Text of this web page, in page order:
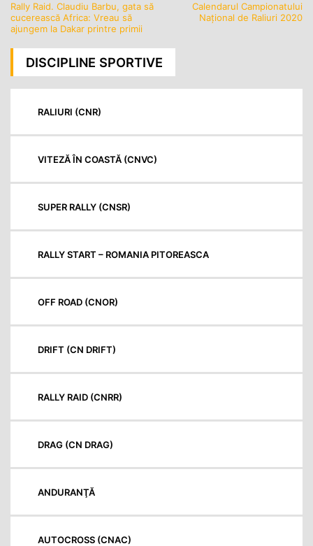
Navigare
în
articole
Rally Raid. Claudiu Barbu, gata să
cucerească Africa: Vreau să
ajungem la Dakar printre primii
Calendarul Campionatului
Național de Raliuri 2020
DISCIPLINE SPORTIVE
RALIURI (CNR)
VITEZĂ ÎN COASTĂ (CNVC)
SUPER RALLY (CNSR)
RALLY START – ROMANIA PITOREASCA
OFF ROAD (CNOR)
DRIFT (CN DRIFT)
RALLY RAID (CNRR)
DRAG (CN DRAG)
ANDURANŢĂ
AUTOCROSS (CNAC)